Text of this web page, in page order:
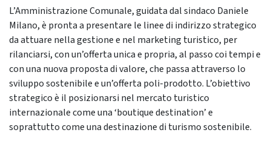
L’Amministrazione Comunale, guidata dal sindaco Daniele
Milano, è pronta a presentare le linee di indirizzo strategico
da attuare nella gestione e nel marketing turistico, per
rilanciarsi, con un’offerta unica e propria, al passo coi tempi e
con una nuova proposta di valore, che passa attraverso lo
sviluppo sostenibile e un’offerta poli-prodotto. L’obiettivo
strategico è il posizionarsi nel mercato turistico
internazionale come una ‘boutique destination’ e
soprattutto come una destinazione di turismo sostenibile.